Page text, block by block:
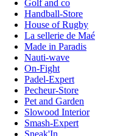
Golf and co
Handball-Store
House of Rugby
La sellerie de Maé
Made in Paradis
Nauti-wave
On-Fight
Padel-Expert
Pecheur-Store
Pet and Garden
Slowood Interior
Smash-Expert